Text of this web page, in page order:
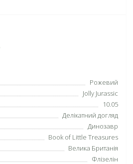
Рожевий
Jolly Jurassic
10.05
Делікатний догляд
Динозавр
Book of Little Treasures
Велика Британія
Флізелін